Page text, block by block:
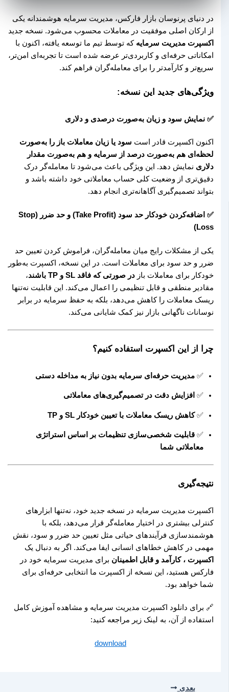
در دنیای پرنوسان بازار فارکس، مدیریت سرمایه هوشمندانه یکی
از ارکان اصلی موفقیت در معاملات محسوب می‌شود. نسخه جدید
اکسپرت مدیریت سرمایهکه توسط تیم ما توسعه یافته، اکنون با
امکاناتی حرفه‌ای و کاربردی‌تر عرضه شده است تا تجربه‌ای امن‌تر،
سریع‌تر و کارآمدتر را برای معامله‌گران فراهم کند.
ویژگی‌های جدید این نسخه:
✅ نمایش سود و زیان به‌صورت درصدی و دلاری
اکنون اکسپرت قادر استسود یا زیان معاملات باز را به‌صورت
لحظه‌ای هم به‌صورت درصد از سرمایه و هم به‌صورت مقدار
دلارینمایش دهد. این ویژگی باعث می‌شود تا معامله‌گر درک
دقیق‌تری از وضعیت کلی حساب معاملاتی خود داشته باشد و
بتواند تصمیم‌گیری آگاهانه‌تری انجام دهد.
✅ اضافه‌کردن خودکار حد سود (Take Profit) و حد ضرر (Stop
Loss)
یکی از مشکلات رایج میان معامله‌گران، فراموش کردن تعیین حد
ضرر و حد سود برای معاملات است. در این نسخه، اکسپرت به‌طور
خودکار برای معاملات باز در صورتی که فاقد SL و TP باشند
،
مقادیر منطقی و قابل تنظیمی را اعمال می‌کند. این قابلیت نه‌تنها
ریسک معاملات را کاهش می‌دهد، بلکه به حفظ سرمایه در برابر
نوسانات ناگهانی بازار نیز کمک شایانی می‌کند.
چرا از این اکسپرت استفاده کنیم؟
✅مدیریت حرفه‌ای سرمایه بدون نیاز به مداخله دستی
✅افزایش دقت در تصمیم‌گیری‌های معاملاتی
✅کاهش ریسک معاملات با تعیین خودکار SL و TP
✅قابلیت شخصی‌سازی تنظیمات بر اساس استراتژی
معاملاتی شما
نتیجه‌گیری
اکسپرت مدیریت سرمایه در نسخه جدید خود، نه‌تنها ابزارهای
کنترلی بیشتری در اختیار معامله‌گر قرار می‌دهد، بلکه با
هوشمندسازی فرآیندهای حیاتی مثل تعیین حد ضرر و سود، نقش
مهمی در کاهش خطاهای انسانی ایفا می‌کند. اگر به دنبال یک
اکسپرت ، کارآمد و قابل اطمینانبرای مدیریت سرمایه خود در
فارکس هستید، این نسخه از اکسپرت ما انتخابی حرفه‌ای برای
شما خواهد بود.
🔗 برای دانلود اکسپرت مدیریت سرمایه و مشاهده آموزش کامل
استفاده از آن، به لینک زیر مراجعه کنید:
download
بعدی